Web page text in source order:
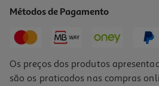
Métodos de Pagamento
Os preços dos produtos
são os praticados nas compras